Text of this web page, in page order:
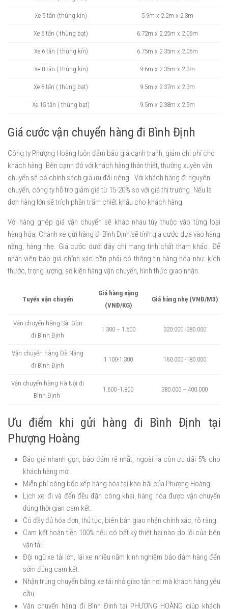
Xe 5 tấn (thùng kín) 5.9m x 2.2m x 2.3m
Xe 6 tấn ( thùng bạt) 6.72m x 2.25m x 2.06m
Xe 6 tấn ( thùng kín) 6.75m x 2.35m x 2.06m
Xe 8 tấn ( thùng kín) 9.6m x 2.35m x 2.3m
Xe 8 tấn ( thùng bạt) 9.5m x 2.37m x 2.3m
Xe 15 tấn ( thùng bạt) 9.5m x 2.38m x 2.5m
Giá cước vận chuyển hàng đi Bình Định
Công ty Phượng Hoàng luôn đảm báo giá cạnh tranh, giảm chi phí cho
khách hàng. Bên cạnh đó với khách hàng thân thiết, thường xuyên vận
chuyển sẽ có chính sách giá ưu đãi riêng. Với khách hàng đi nguyên
chuyến, công ty hỗ trợ giảm giá từ 15-20% so với giá thị trường. Nếu là
đơn hàng lớn sẽ trích phần trăm chiết khấu cho khách hàng.
Với hàng ghép giá vận chuyển sẽ khác nhau tùy thuộc vào từng loại
hàng hóa. Chành xe gửi hàng đi Bình Định sẽ tính giá cước dựa vào hàng
nặng, hàng nhẹ. Giá cước dưới đây chỉ mang tính chất tham khảo. Để
nhân viên báo giá chính xác cần phải có thông tin hàng hóa như: kích
thước, trọng lượng, số kiện hàng vận chuyển, hình thức giao nhận.
Tuyến vận chuyển
Giá hàng nặng
(VNĐ/KG)
Giá hàng nhẹ (VNĐ/M3)
Vận chuyển hàng Sài Gòn
đi Bình Định
1.300 – 1.600 320.000 -380.000
Vận chuyển hàng Đà Nẵng
đi Bình Định
1.100-1.300 160.000 -180.000
Vận chuyển hàng Hà Nội đi
Bình Định
1.600 -1.800 380.000 – 400.000
Ưu điểm khi gửi hàng đi Bình Định tại
Phượng Hoàng
Báo giá nhanh gọn, bảo đảm rẻ nhất, ngoài ra còn ưu đãi 5% cho
khách hàng mới.
Miễn phí công bốc xếp hàng hóa tại kho bãi của Phượng Hoàng.
Lịch xe đi và đến đều đặn công khai, hàng hóa được vận chuyển
đúng thời gian cam kết.
Có đầy đủ hóa đơn, thủ tục, biên bản giao nhận chính xác, rõ ràng.
Cam kết hoàn tiền 100% nếu có bất kỳ thiệt hại nào do lỗi của bên
vận tải.
Đội ngũ xe tải lớn, lái xe nhiều năm kinh nghiệm bảo đảm hàng đến
sớm đúng cam kết.
Nhận trung chuyển bằng xe tải nhỏ giao tận nơi mà khách hàng yêu
cầu.
Vận chuyển hàng đi Bình Định tại PHƯỢNG HOÀNG giúp khách